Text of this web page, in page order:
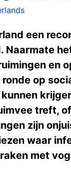
een
Naarmate
en
op
treft,
zijn
waar
met